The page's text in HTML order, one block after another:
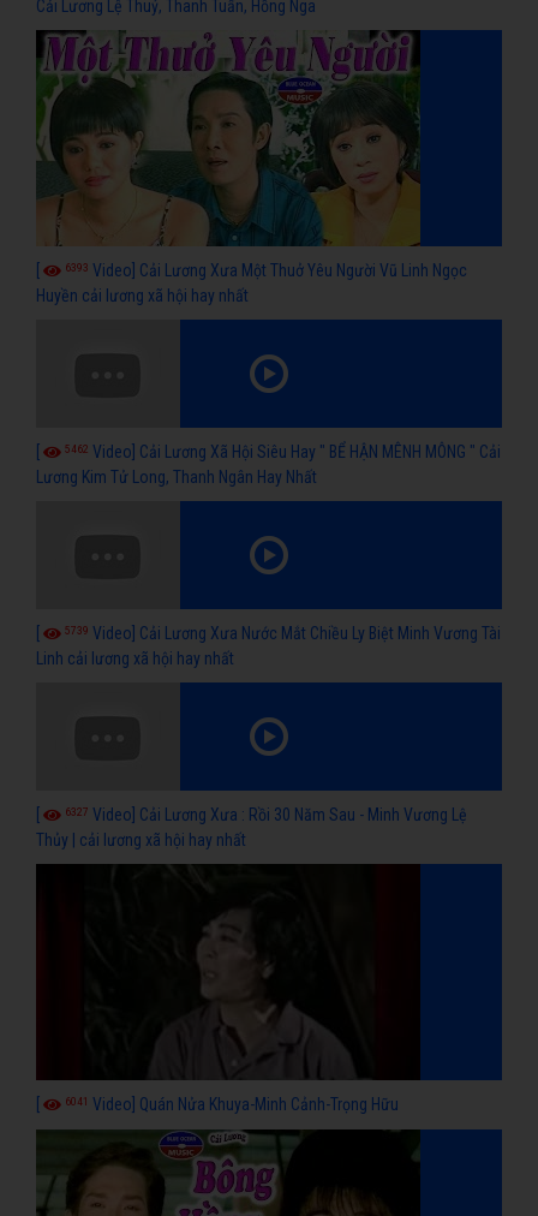
Cải Lương Lệ Thuỷ, Thanh Tuấn, Hồng Nga
6393 Video] Cải Lương Xưa Một Thuở Yêu Người Vũ Linh Ngọc
Huyền cải lương xã hội hay nhất
5462 Video] Cải Lương Xã Hội Siêu Hay " BỂ HẬN MÊNH MÔNG " Cải
Lương Kim Tử Long, Thanh Ngân Hay Nhất
5739 Video] Cải Lương Xưa Nước Mắt Chiều Ly Biệt Minh Vương Tài
Linh cải lương xã hội hay nhất
6327 Video] Cải Lương Xưa : Rồi 30 Năm Sau - Minh Vương Lệ
Thủy | cải lương xã hội hay nhất
6041 Video] Quán Nửa Khuya-Minh Cảnh-Trọng Hữu